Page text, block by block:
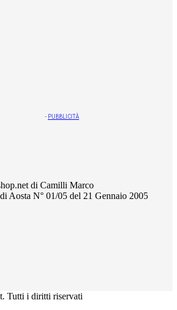
- PUBBLICITÀ
di Camilli Marco
Aosta N° 01/05 del 21 Gennaio 2005
Tutti i diritti riservati